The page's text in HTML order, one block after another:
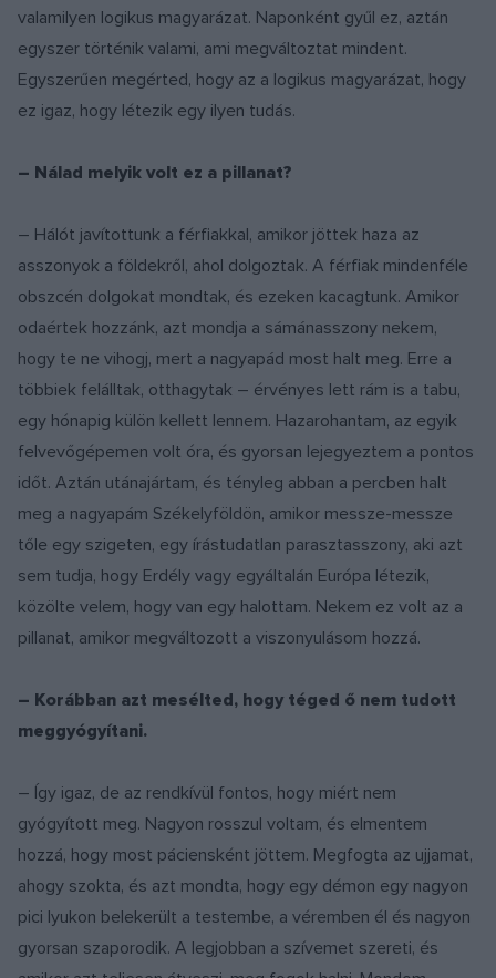
valamilyen logikus magyarázat. Naponként gyűl ez, aztán
egyszer történik valami, ami megváltoztat mindent.
Egyszerűen megérted, hogy az a logikus magyarázat, hogy
ez igaz, hogy létezik egy ilyen tudás.
– Nálad melyik volt ez a pillanat?
– Hálót javítottunk a férfiakkal, amikor jöttek haza az
asszonyok a földekről, ahol dolgoztak. A férfiak mindenféle
obszcén dolgokat mondtak, és ezeken kacagtunk. Amikor
odaértek hozzánk, azt mondja a sámánasszony nekem,
hogy te ne vihogj, mert a nagyapád most halt meg. Erre a
többiek felálltak, otthagytak – érvényes lett rám is a tabu,
egy hónapig külön kellett lennem. Hazarohantam, az egyik
felvevőgépemen volt óra, és gyorsan lejegyeztem a pontos
időt. Aztán utánajártam, és tényleg abban a percben halt
meg a nagyapám Székelyföldön, amikor messze-messze
tőle egy szigeten, egy írástudatlan parasztasszony, aki azt
sem tudja, hogy Erdély vagy egyáltalán Európa létezik,
közölte velem, hogy van egy halottam. Nekem ez volt az a
pillanat, amikor megváltozott a viszonyulásom hozzá.
– Korábban azt mesélted, hogy téged ő nem tudott
meggyógyítani.
– Így igaz, de az rendkívül fontos, hogy miért nem
gyógyított meg. Nagyon rosszul voltam, és elmentem
hozzá, hogy most páciensként jöttem. Megfogta az ujjamat,
ahogy szokta, és azt mondta, hogy egy démon egy nagyon
pici lyukon belekerült a testembe, a véremben él és nagyon
gyorsan szaporodik. A legjobban a szívemet szereti, és